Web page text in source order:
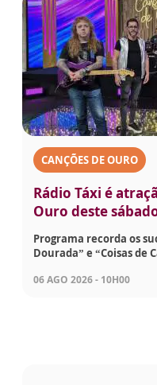
CANÇÕES DE OURO
Rádio Táxi é
Ouro deste
Programa recorda os
Dourada” e “Coisas de
06 AGO 2026 - 10H00